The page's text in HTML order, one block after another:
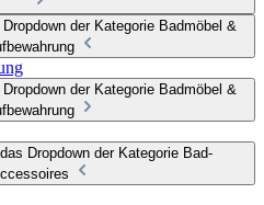
der Kategorie Badmöbel &
der Kategorie Badmöbel &
Dropdown der Kategorie Bad-